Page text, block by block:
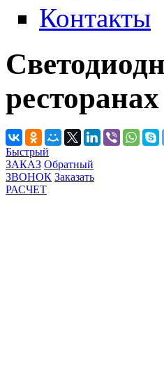
Контакты
ресторанах
Быстрый
ЗАКАЗ Обратный
ЗВОНОК Заказать
РАСЧЕТ